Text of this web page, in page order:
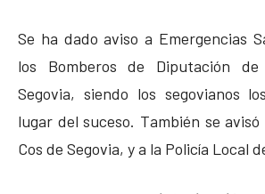
Se ha dado aviso a Emergencias
los Bomberos de Diputación
Segovia, siendo los segovianos
lugar del suceso. También se
Cos de Segovia, y a la Policía Local